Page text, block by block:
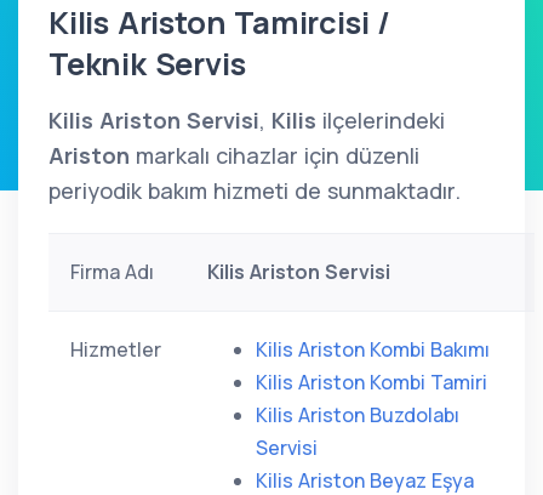
Kilis Ariston Tamircisi /
Teknik Servis
Kilis Ariston Servisi, Kilis ilçelerindeki
Ariston markalı cihazlar için düzenli
periyodik bakım hizmeti de sunmaktadır.
Firma Adı Kilis Ariston Servisi
Hizmetler
Kilis Ariston Kombi Bakımı
Kilis Ariston Kombi Tamiri
Kilis Ariston Buzdolabı
Servisi
Kilis Ariston Beyaz Eşya